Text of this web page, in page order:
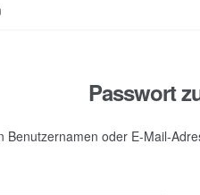
Passwort
oder E-Mail-